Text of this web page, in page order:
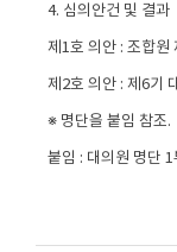
4. 심의안건 및 결과
제1호 의안 : 조합원
제2호 의안 : 제6기
※ 명단을 붙임 참조.
붙임 : 대의원 명단